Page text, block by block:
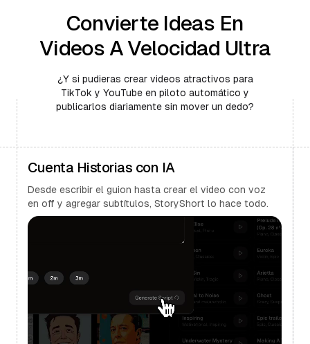
Convierte Ideas En
Videos A Velocidad Ultra
¿Y si pudieras crear videos atractivos para
TikTok y YouTube en piloto automático y
publicarlos diariamente sin mover un dedo?
Cuenta Historias con IA
Desde escribir el guion hasta crear el video con voz
en off y agregar subtítulos, StoryShort lo hace todo.